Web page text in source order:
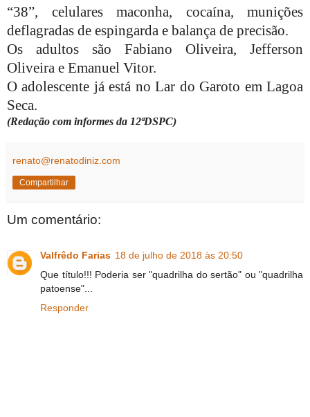
“38”, celulares maconha, cocaína, munições
deflagradas de espingarda e balança de precisão.
Os adultos são Fabiano Oliveira, Jefferson
Oliveira e Emanuel Vitor.
O adolescente já está no Lar do Garoto em Lagoa
Seca.
(Redação com informes da 12ªDSPC)
renato@renatodiniz.com
Compartilhar
Um comentário:
Valfrêdo Farias 18 de julho de 2018 às 20:50
Que título!!! Poderia ser "quadrilha do sertão" ou "quadrilha
patoense"...
Responder